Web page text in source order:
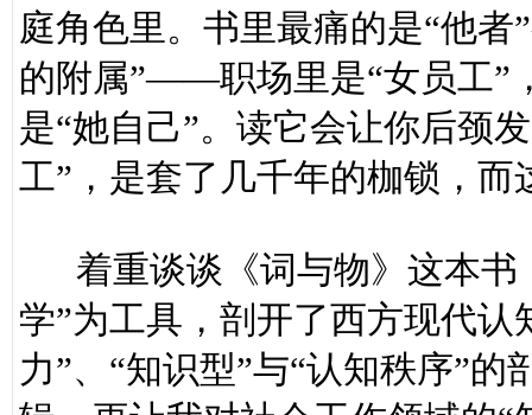
庭角色里。书里最痛的是“他
的附属”——职场里是“女员工”
是“她自己”。读它会让你后颈
工”，是套了几千年的枷锁，
着重谈谈《词与物》这本书
学”为工具，剖开了西方现代认
力”、“知识型”与“认知秩序”